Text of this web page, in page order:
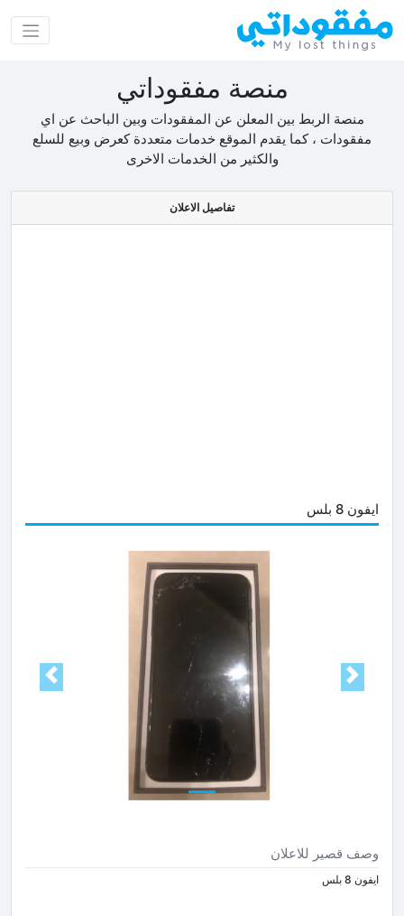
منصة مفقوداتي
منصة الربط بين المعلن عن المفقودات وبين الباحث عن اي
مفقودات ، كما يقدم الموقع خدمات متعددة كعرض وبيع للسلع
والكثير من الخدمات الاخرى
تفاصيل الاعلان
ايفون 8 بلس
Next Prev
وصف قصير للاعلان
ايفون 8 بلس